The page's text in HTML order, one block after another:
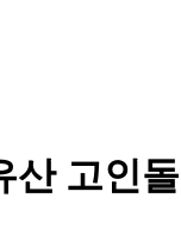
산 고인돌